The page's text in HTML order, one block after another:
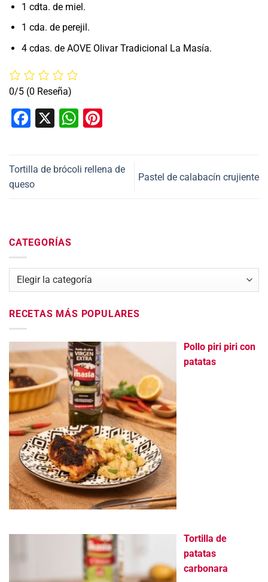
1 cdta. de miel.
1 cda. de perejil.
4 cdas. de AOVE Olivar Tradicional La Masía.
0/5 (0 Reseña)
Facebook
X WhatsApp
Tortilla de brócoli rellena de
queso
Pastel de calabacín crujiente
CATEGORÍAS
Categorías
RECETAS MÁS POPULARES
Pollo piri piri con
patatas
Tortilla de
patatas
carbonara